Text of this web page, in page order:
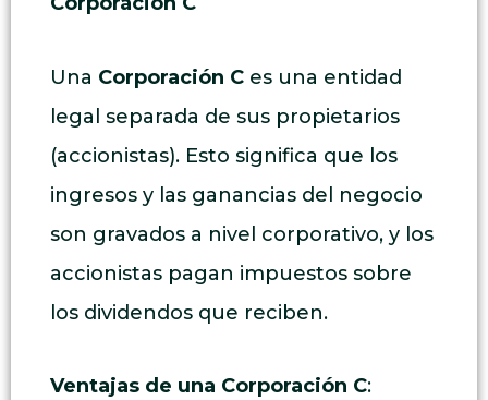
Una Corporación C es una entidad
legal separada de sus propietarios
(accionistas). Esto significa que los
ingresos y las ganancias del negocio
son gravados a nivel corporativo, y los
accionistas pagan impuestos sobre
los dividendos que reciben.
Ventajas de una Corporación C: